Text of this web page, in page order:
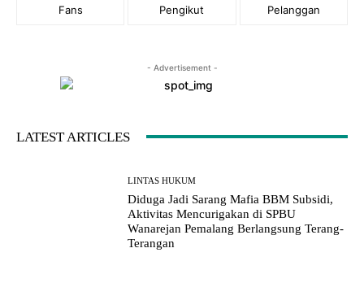
Fans Pengikut Pelanggan
- Advertisement -
LATEST ARTICLES
LINTAS HUKUM
Diduga Jadi Sarang Mafia BBM Subsidi,
Aktivitas Mencurigakan di SPBU
Wanarejan Pemalang Berlangsung Terang-
Terangan